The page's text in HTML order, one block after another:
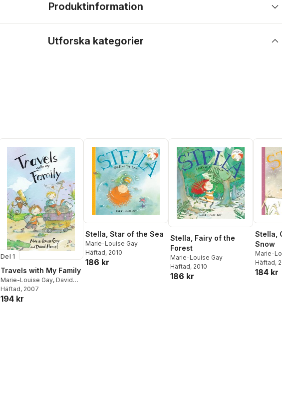
Produktinformation
Utforska kategorier
Del 1
Travels with My Family
Marie-Louise Gay, David
Homel
Häftad, 2007
194 kr
Stella, Star of the Sea
Marie-Louise Gay
Häftad, 2010
186 kr
Stella, Fairy of the
Forest
Marie-Louise Gay
Häftad, 2010
186 kr
Stella, Queen
Snow
Marie-Louise
Häftad, 2010
184 kr